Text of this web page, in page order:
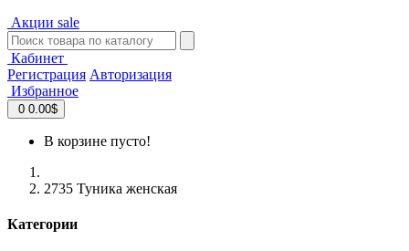
Акции sale
Кабинет
Регистрация Авторизация
Избранное
0 0.00$
В корзине пусто!
2735 Туникa женская
Категории